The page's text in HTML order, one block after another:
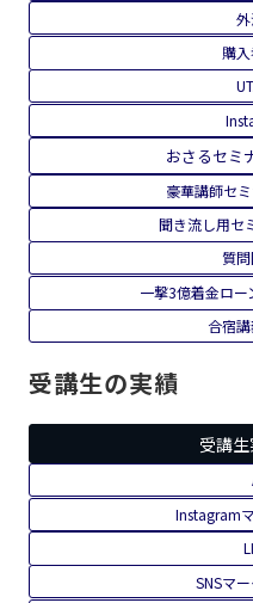
購
おさるセミ
豪華講師セ
聞き流し用セ
質
一撃3億着金ロ
合宿
受講生の実績
受講
Instagram
SNSマ